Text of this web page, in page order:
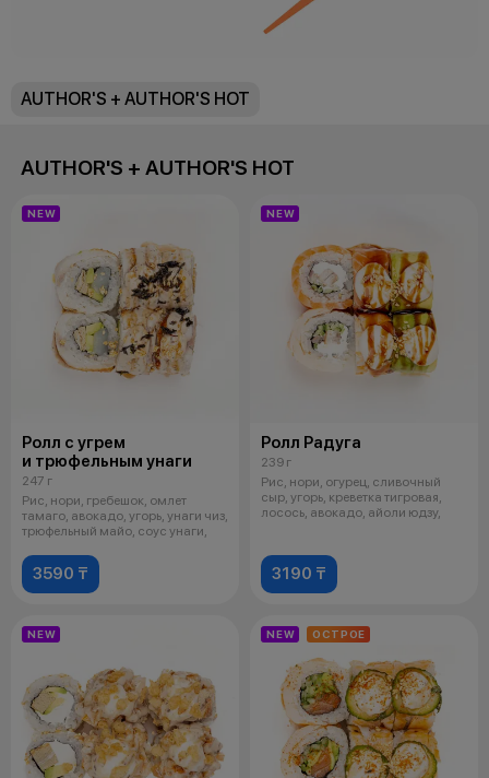
AUTHOR'S + AUTHOR'S HOT
AUTHOR'S + AUTHOR'S HOT
NEW
Ролл с угрем
и трюфельным унаги
247 г
Рис, нори, гребешок, омлет
тамаго, авокадо, угорь, унаги чиз,
трюфельный майо, соус унаги,
3590 ₸
NEW
Ролл Радуга
239 г
Рис, нори, огурец, сливочный
сыр, угорь, креветка тигровая,
лосось, авокадо, айоли юдзу,
3190 ₸
NEW NEW ОСТРОЕ